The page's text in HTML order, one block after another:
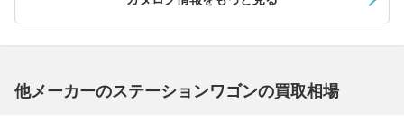
他メーカーのステーションワゴンの買取相場